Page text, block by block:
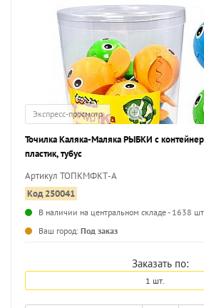
Экспресс-просмотр
Точилка Каляка-Маляка РЫБКИ с
пластик, тубус
Артикул ТОПКМФКТ-А
Код 250041
В наличии на центральном складе - 1638
Ваш город: Под заказ
Заказать по:
1 шт.